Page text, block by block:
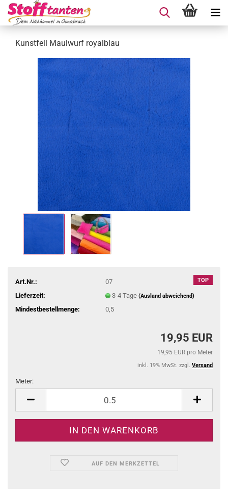
Kunstfell Maulwurf royalblau
TOP
Art.Nr.:
07
Lieferzeit:
3-4 Tage (Ausland abweichend)
Mindestbestellmenge: 0,5
19,95 EUR
19,95 EUR pro Meter
inkl. 19% MwSt. zzgl. Versand
Meter:
AUF DEN MERKZETTEL